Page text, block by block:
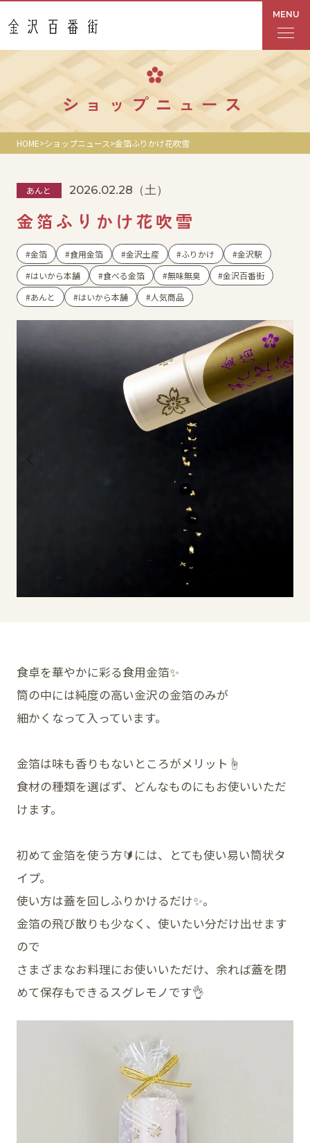
MENU
フロアガイド
あんと
Rinto
あんと西
ショップ検索
レストラン・カフェ
ショップニュース
アクセス・パーキング
施設からのお知らせ
SNS
ショップニュース
HOME ショップニュース 金箔ふりかけ花吹雪
あんと 2026.02.28 （土）
金箔ふりかけ花吹雪
金箔 食用金箔 金沢土産 ふりかけ
金沢駅
はいから本舗
食べる金箔 無味無臭
金沢百番街
あんと
はいから本舗 人気商品
食卓を華やかに彩る食用金箔✨
筒の中には純度の高い金沢の金箔のみが
細かくなって入っています。
金箔は味も香りもないところがメリット☝️
食材の種類を選ばず、どんなものにもお使いいただ
けます。
初めて金箔を使う方🔰には、とても使い易い筒状タ
イプ。
使い方は蓋を回しふりかけるだけ✨。
金箔の飛び散りも少なく、使いたい分だけ出せます
ので
さまざまなお料理にお使いいただけ、余れば蓋を閉
めて保存もできるスグレモノです👌